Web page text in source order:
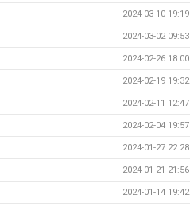
2024-03-10 19:19
2024-03-02 09:53
2024-02-26 18:00
2024-02-19 19:32
2024-02-11 12:47
2024-02-04 19:57
2024-01-27 22:28
2024-01-21 21:56
2024-01-14 19:42